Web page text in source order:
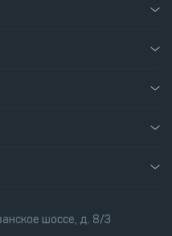
шоссе, д. 8/3